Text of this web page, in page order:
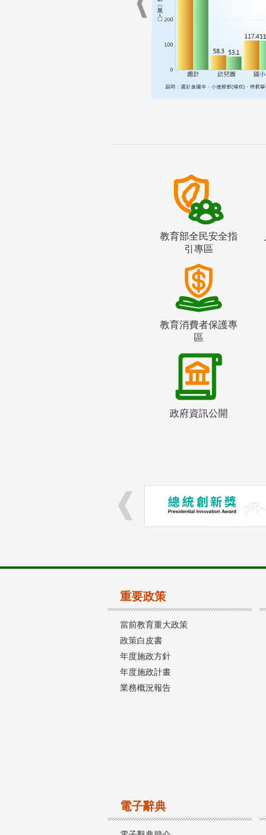
教育部全民安全指
引專區
教育消費者保護專
區
政府資訊公開
重要政策
當前教育重大政策
政策白皮書
年度施政方針
年度施政計畫
業務概況報告
電子辭典